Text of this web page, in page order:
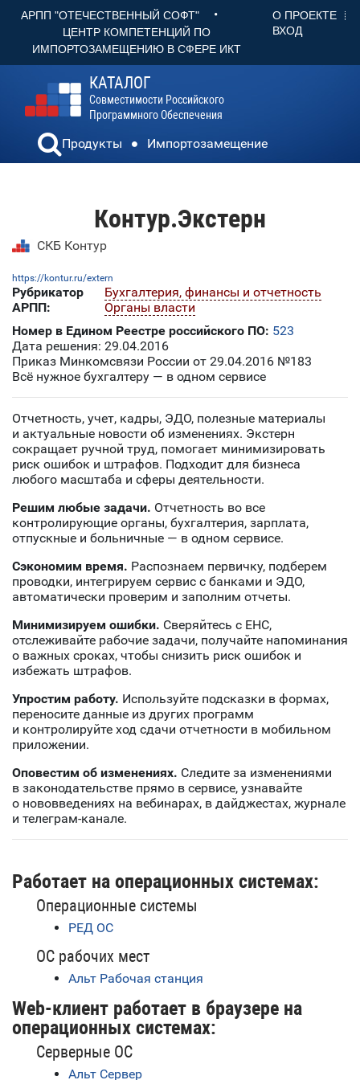
АРПП "ОТЕЧЕСТВЕННЫЙ СОФТ" •
ЦЕНТР КОМПЕТЕНЦИЙ ПО
ИМПОРТОЗАМЕЩЕНИЮ В СФЕРЕ ИКТ
О ПРОЕКТЕ
ВХОД
КАТАЛОГ
Совместимости Российского
Программного Обеспечения
Продукты Импортозамещение
Контур.Экстерн
СКБ Контур
https://kontur.ru/extern
Рубрикатор
АРПП:
Бухгалтерия, финансы и отчетность
Органы власти
Номер в Едином Реестре российского ПО: 523
Дата решения: 29.04.2016
Приказ Минкомсвязи России от 29.04.2016 №183
Всё нужное бухгалтеру — в одном сервисе
Отчетность, учeт, кадры, ЭДО, полезные материалы
и актуальные новости об изменениях. Экстерн
сокращает ручной труд, помогает минимизировать
риск ошибок и штрафов. Подходит для бизнеса
любого масштаба и сферы деятельности.
Решим любые задачи. Отчетность во все
контролирующие органы, бухгалтерия, зарплата,
отпускные и больничные — в одном сервисе.
Сэкономим время. Распознаем первичку, подберем
проводки, интегрируем сервис с банками и ЭДО,
автоматически проверим и заполним отчеты.
Минимизируем ошибки. Сверяйтесь с ЕНС,
отслеживайте рабочие задачи, получайте напоминания
о важных сроках, чтобы снизить риск ошибок и
избежать штрафов.
Упростим работу. Используйте подсказки в формах,
переносите данные из других программ
и контролируйте ход сдачи отчетности в мобильном
приложении.
Оповестим об изменениях. Следите за изменениями
в законодательстве прямо в сервисе, узнавайте
о нововведениях на вебинарах, в дайджестах, журнале
и телеграм-канале.
Работает на операционных системах:
Операционные системы
РЕД ОС
ОС рабочих мест
Альт Рабочая станция
Web-клиент работает в браузере на
операционных системах:
Серверные ОС
Альт Сервер